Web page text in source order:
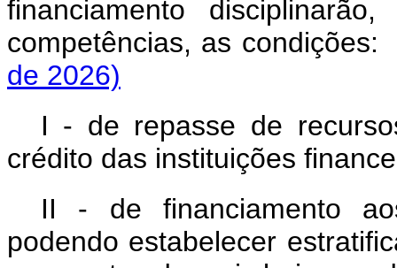
financiamento
competências, as
de 2026)
I - de repasse de
crédito das instituições
II - de financiamento
podendo estabelecer